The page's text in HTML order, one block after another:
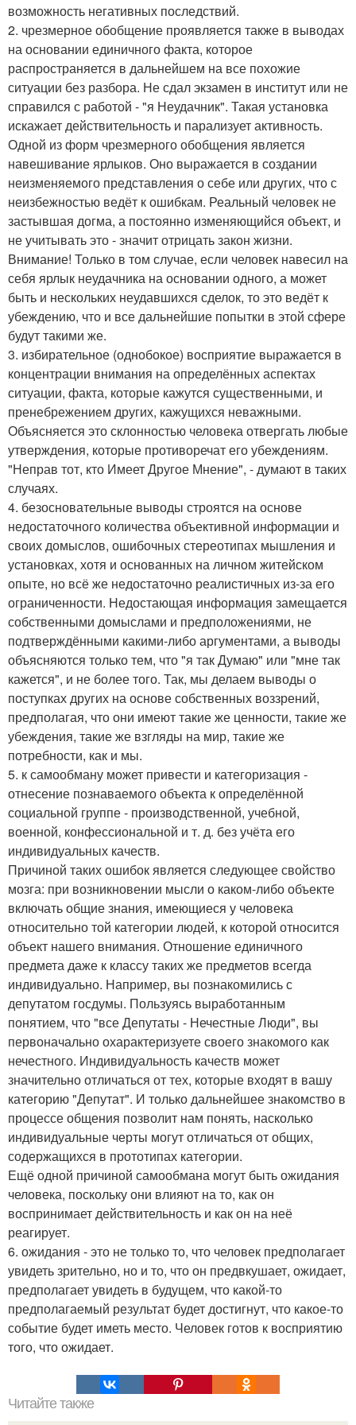
возможность негативных последствий.
2. чрезмерное обобщение проявляется также в выводах
на основании единичного факта, которое
распространяется в дальнейшем на все похожие
ситуации без разбора. Не сдал экзамен в институт или не
справился с работой - "я Неудачник". Такая установка
искажает действительность и парализует активность.
Одной из форм чрезмерного обобщения является
навешивание ярлыков. Оно выражается в создании
неизменяемого представления о себе или других, что с
неизбежностью ведёт к ошибкам. Реальный человек не
застывшая догма, а постоянно изменяющийся объект, и
не учитывать это - значит отрицать закон жизни.
Внимание! Только в том случае, если человек навесил на
себя ярлык неудачника на основании одного, а может
быть и нескольких неудавшихся сделок, то это ведёт к
убеждению, что и все дальнейшие попытки в этой сфере
будут такими же.
3. избирательное (однобокое) восприятие выражается в
концентрации внимания на определённых аспектах
ситуации, факта, которые кажутся существенными, и
пренебрежением других, кажущихся неважными.
Объясняется это склонностью человека отвергать любые
утверждения, которые противоречат его убеждениям.
"Неправ тот, кто Имеет Другое Мнение", - думают в таких
случаях.
4. безосновательные выводы строятся на основе
недостаточного количества объективной информации и
своих домыслов, ошибочных стереотипах мышления и
установках, хотя и основанных на личном житейском
опыте, но всё же недостаточно реалистичных из-за его
ограниченности. Недостающая информация замещается
собственными домыслами и предположениями, не
подтверждёнными какими-либо аргументами, а выводы
объясняются только тем, что "я так Думаю" или "мне так
кажется", и не более того. Так, мы делаем выводы о
поступках других на основе собственных воззрений,
предполагая, что они имеют такие же ценности, такие же
убеждения, такие же взгляды на мир, такие же
потребности, как и мы.
5. к самообману может привести и категоризация -
отнесение познаваемого объекта к определённой
социальной группе - производственной, учебной,
военной, конфессиональной и т. д. без учёта его
индивидуальных качеств.
Причиной таких ошибок является следующее свойство
мозга: при возникновении мысли о каком-либо объекте
включать общие знания, имеющиеся у человека
относительно той категории людей, к которой относится
объект нашего внимания. Отношение единичного
предмета даже к классу таких же предметов всегда
индивидуально. Например, вы познакомились с
депутатом госдумы. Пользуясь выработанным
понятием, что "все Депутаты - Нечестные Люди", вы
первоначально охарактеризуете своего знакомого как
нечестного. Индивидуальность качеств может
значительно отличаться от тех, которые входят в вашу
категорию "Депутат". И только дальнейшее знакомство в
процессе общения позволит нам понять, насколько
индивидуальные черты могут отличаться от общих,
содержащихся в прототипах категории.
Ещё одной причиной самообмана могут быть ожидания
человека, поскольку они влияют на то, как он
воспринимает действительность и как он на неё
реагирует.
6. ожидания - это не только то, что человек предполагает
увидеть зрительно, но и то, что он предвкушает, ожидает,
предполагает увидеть в будущем, что какой-то
предполагаемый результат будет достигнут, что какое-то
событие будет иметь место. Человек готов к восприятию
того, что ожидает.
Читайте также